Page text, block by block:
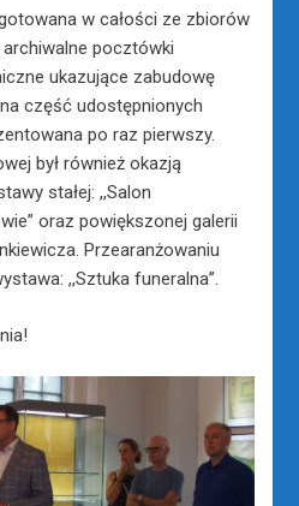
w całości ze zbiorów
archiwalne pocztówki
ukazujące zabudowę
część udostępnionych
po raz pierwszy.
był również okazją
stałej: ,,Salon
oraz powiększonej galerii
Przearanżowaniu
,,Sztuka funeralna”.